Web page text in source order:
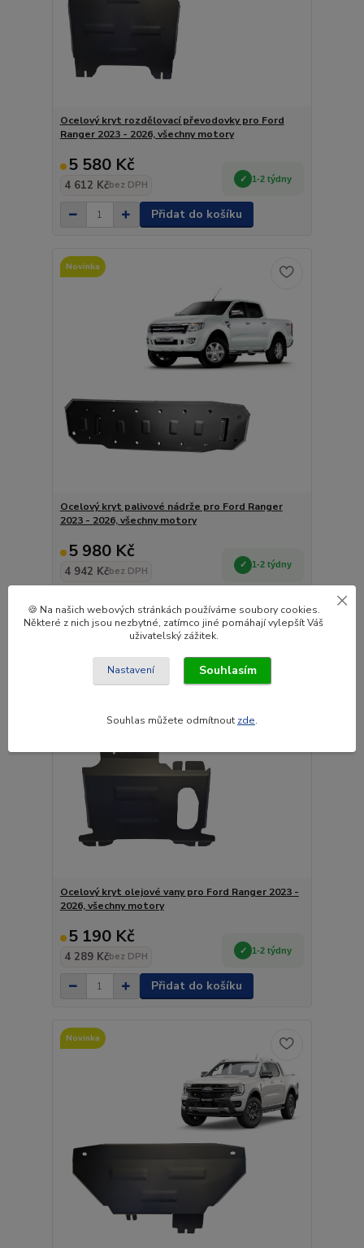
Ocelový kryt rozdělovací převodovky pro Ford
Ranger 2023 - 2026, všechny motory
5 580 Kč
4 612 Kčbez DPH
1-2 týdny
Přidat do košíku
Novinka
Ocelový kryt palivové nádrže pro Ford Ranger
2023 - 2026, všechny motory
5 980 Kč
4 942 Kčbez DPH
1-2 týdny
Ocelový kryt olejové vany pro Ford Ranger 2023 -
2026, všechny motory
5 190 Kč
4 289 Kčbez DPH
1-2 týdny
Přidat do košíku
Novinka
🍪 Na našich webových stránkách používáme soubory cookies.
Některé z nich jsou nezbytné, zatímco jiné pomáhají vylepšít Váš
uživatelský zážitek.
Nastavení Souhlasím
Souhlas můžete odmítnout zde.